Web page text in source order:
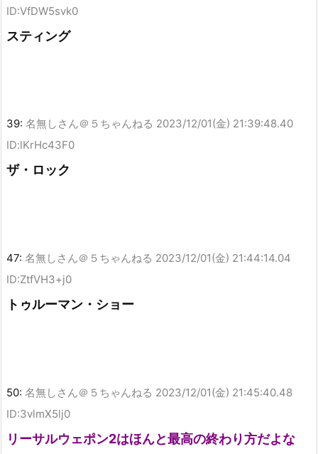
ID:VfDW5svk0
スティング
39: 名無しさん＠５ちゃんねる 2023/12/01(金) 21:39:48.40
ID:lKrHc43F0
ザ・ロック
47: 名無しさん＠５ちゃんねる 2023/12/01(金) 21:44:14.04
ID:ZtfVH3+j0
トゥルーマン・ショー
50: 名無しさん＠５ちゃんねる 2023/12/01(金) 21:45:40.48
ID:3vlmX5lj0
リーサルウェポン2はほんと最高の終わり方だよな